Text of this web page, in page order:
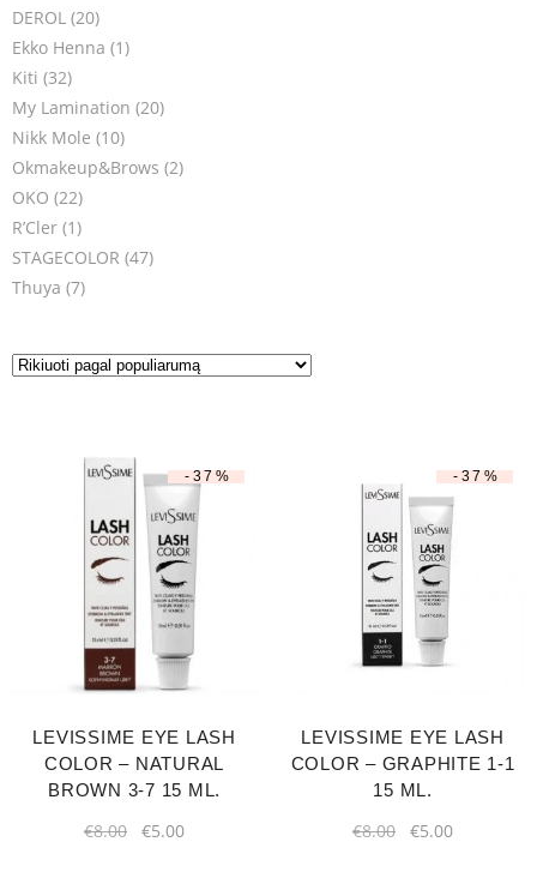
DEROL (20)
Ekko Henna (1)
Kiti (32)
My Lamination (20)
Nikk Mole (10)
Okmakeup&Brows (2)
OKO (22)
R’Cler (1)
STAGECOLOR (47)
Thuya (7)
-37%
LEVISSIME EYE LASH
COLOR – NATURAL
BROWN 3-7 15 ML.
€8.00 €5.00
-37%
LEVISSIME EYE LASH
COLOR – GRAPHITE 1-1
15 ML.
€8.00 €5.00